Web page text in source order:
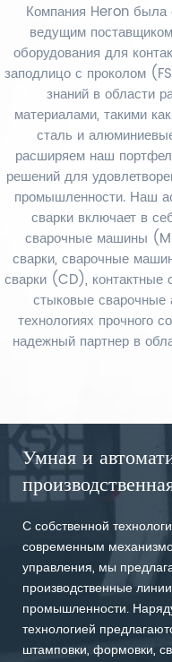
Компания Heron была
ведущим поставщиком
оборудования для
заподлицо с проколом
знаний в области
материалами, такими
сталь и
расширяем наш
решений для
промышленности. Наш
сварки включает в
сварочные машины
сварки, сварочные
сварки (CD),
стыковые сварочные
технологиях прочного
надежный партнер в
Умная и
С собственной
современным
управления, мы
производственные
промышленности.
технологией
штамповки, формовки,